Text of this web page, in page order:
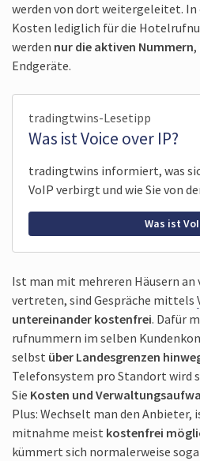
werden von dort weiter­geleitet. In
Kosten lediglich für die
werden nur die aktiven Nummern,
Endgeräte.
tradingtwins-Lesetipp
Was ist Voice over IP?
trading­twins informiert, was
VoIP verbirgt und wie Sie von
Was ist
Ist man mit mehreren Häusern an
vertreten, sind Gespräche mittels
unter­einander kosten­frei. Dafür
rufnummern im selben
selbst über Landes­grenzen
Telefonsystem pro Standort wird
Sie Kosten und
Plus: Wechselt man den
mitnahme meist kosten­frei
kümmert sich normaler­weise